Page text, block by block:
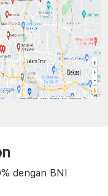
dengan BNI